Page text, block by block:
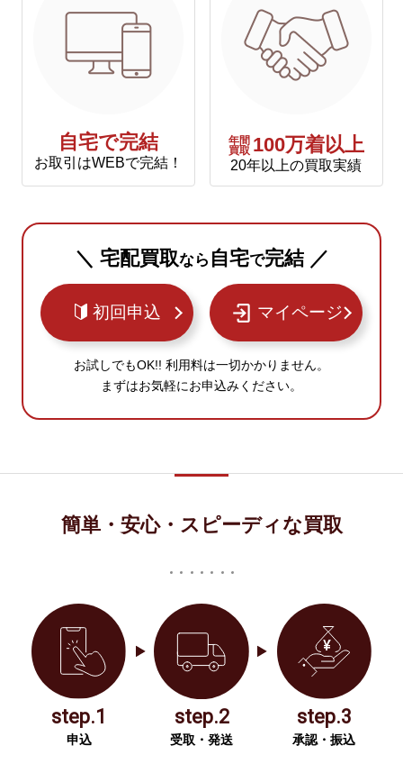
自宅で完結
お取引はWEBで完結！
年間
買取 100万着以上
20年以上の買取実績
＼ 宅配買取なら 自宅で完結 ／
初回申込 マイページ
お試しでもOK!! 利用料は一切かかりません。
まずはお気軽にお申込みください。
簡単・安心・スピーディな買取
step.1
申込
step.2
受取・発送
step.3
承認・振込